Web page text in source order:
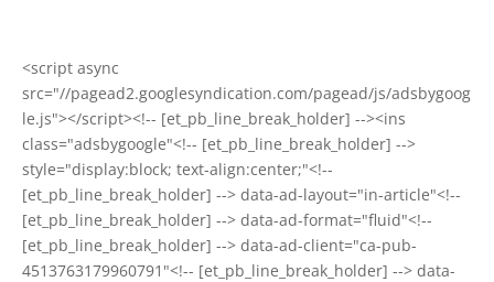
<script async
src="//pagead2.googlesyndication.com/pagead/js/adsbygoog
le.js"></script><!-- [et_pb_line_break_holder] --><ins
class="adsbygoogle"<!-- [et_pb_line_break_holder] -->
style="display:block; text-align:center;"<!--
[et_pb_line_break_holder] --> data-ad-layout="in-article"<!--
[et_pb_line_break_holder] --> data-ad-format="fluid"<!--
[et_pb_line_break_holder] --> data-ad-client="ca-pub-
4513763179960791"<!-- [et_pb_line_break_holder] --> data-